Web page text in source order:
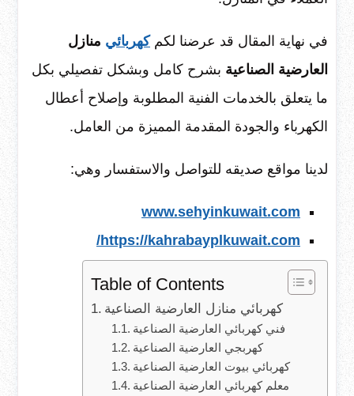
في نهاية المقال قد عرضنا لكمكهربائي منازل
العارضية الصناعية بشرح كامل وبشكل تفصيلي بكل
ما يتعلق بالخدمات الفنية المطلوبة وإصلاح أعطال
الكهرباء والجودة المقدمة المميزة من العامل.
لدينا مواقع صديقه للتواصل والاستفسار وهي:
www.sehyinkuwait.com
https://kahrabayplkuwait.com/
Table of Contents
كهربائي منازل العارضية الصناعية
فني كهربائي العارضية الصناعية
كهربجي العارضية الصناعية
كهربائي بيوت العارضية الصناعية
معلم كهربائي العارضية الصناعية